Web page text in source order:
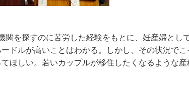
関を探すのに苦労した経験をもとに、妊産婦とし
ドルが高いことはわかる。しかし、その状況でこ
ほしい。若いカップルが移住したくなるような産